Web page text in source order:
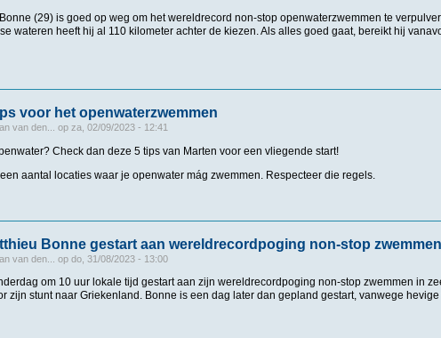
(29) is goed op weg om het wereldrecord non-stop openwaterzwemmen te
wateren heeft hij al 110 kilometer achter de kiezen. Als alles goed gaat, bereikt hij
Bonne heeft na tweede nacht wereldrecord non-stop openwaterzwemmen binnen
voor het openwaterzwemmen
van den... op za, 02/09/2023 - 12:41
Check dan deze 5 tips van Marten voor een vliegende start!
aantal locaties waar je openwater mág zwemmen. Respecteer die regels.
it Riel: 5 tips voor het openwaterzwemmen
Bonne gestart aan wereldrecordpoging non-stop
van den... op do, 31/08/2023 - 13:00
om 10 uur lokale tijd gestart aan zijn wereldrecordpoging non-stop zwemmen in
zijn stunt naar Griekenland. Bonne is een dag later dan gepland gestart, vanwege